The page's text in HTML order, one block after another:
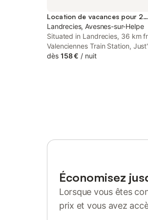
Location de vacances pour 2 personnes
Landrecies, Avesnes-sur-Helpe
Situated in Landrecies, 36 km
Valenciennes Train Station,
offers accommodation with a
dès 158 € / nuit
Économisez
Lorsque vous êtes
prix et vous avez